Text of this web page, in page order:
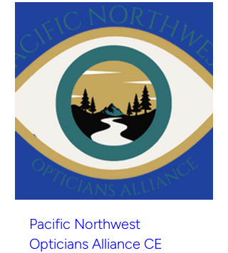
Pacific Northwest
Opticians Alliance CE